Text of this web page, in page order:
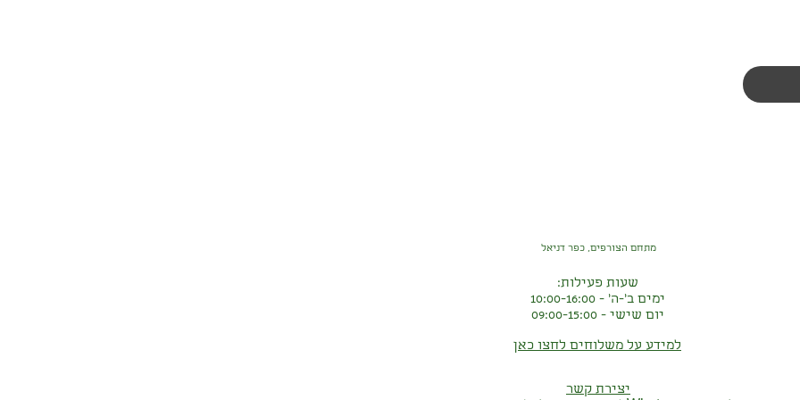
מתחם הצורפים, כפר דניאל
שעות פעילות:
ימים ב'-ה' - 10:00-16:00
יום שישי - 09:00-15:00
למידע על משלוחים לחצו כאן
יצירת קשר